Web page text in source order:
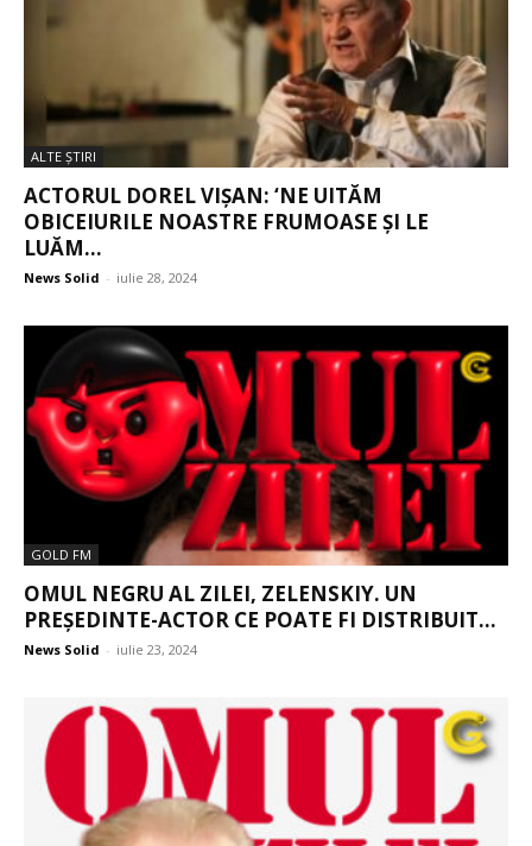
ALTE ŞTIRI
ACTORUL DOREL VIȘAN: ‘NE UITĂM
OBICEIURILE NOASTRE FRUMOASE ŞI LE
LUĂM...
News Solid - iulie 28, 2024
GOLD FM
OMUL NEGRU AL ZILEI, ZELENSKIY. UN
PREȘEDINTE-ACTOR CE POATE FI DISTRIBUIT...
News Solid - iulie 23, 2024